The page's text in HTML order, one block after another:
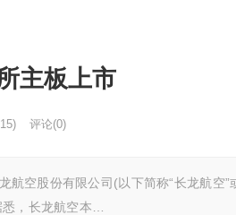
主板上市
评论(0)
空股份有限公司(以下简称“长龙航空”
，长龙航空本…